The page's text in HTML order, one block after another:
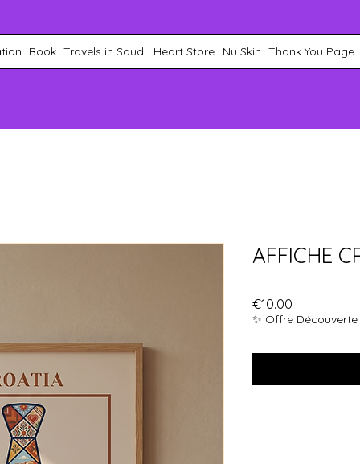
Book Travels in Saudi Heart Store Nu Skin Thank You Page
AFFICHE
€10.00
✨ Offre